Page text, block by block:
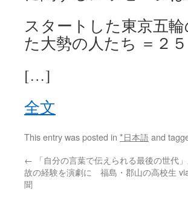
スタートした東京五
た大勢の人たち ＝２
[…]
全文
This entry was posted in *日本語and
← 「自分の言葉で伝えられる最後の世代
故の経験を演劇に 福島・郡山の高校生
聞